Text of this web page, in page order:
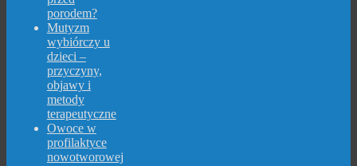
porodem?
Mutyzm
wybiórczy u
dzieci –
przyczyny,
objawy i
metody
terapeutyczne
Owoce w
profilaktyce
nowotworowej